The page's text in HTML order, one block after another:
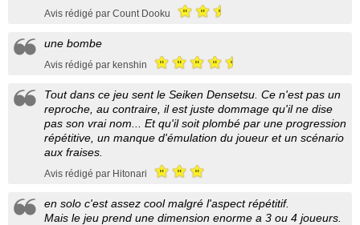
Avis rédigé par Count Dooku
une bombe
Avis rédigé par kenshin
Tout dans ce jeu sent le Seiken Densetsu. Ce n'est pas un
reproche, au contraire, il est juste dommage qu'il ne dise
pas son vrai nom... Et qu'il soit plombé par une progression
répétitive, un manque d'émulation du joueur et un scénario
aux fraises.
Avis rédigé par Hitonari
en solo c'est assez cool malgré l'aspect répétitif.
Mais le jeu prend une dimension enorme a 3 ou 4 joueurs.